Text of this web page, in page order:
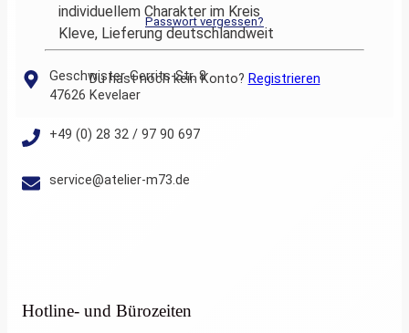
Geschwister-Gerrits-Str. 8
47626 Kevelaer
+49 (0) 28 32 / 97 90 697
service@atelier-m73.de
Hotline- und Bürozeiten
Passwort vergessen?
Du hast noch kein Konto? Registrieren